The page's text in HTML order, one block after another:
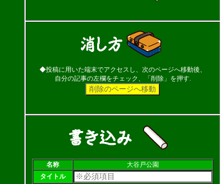
◆投稿に用いた端末でアクセスし、次のページへ移動後、
自分の記事の左欄をチェック、「削除」を押す.
名称
大谷戸公園
タイトル